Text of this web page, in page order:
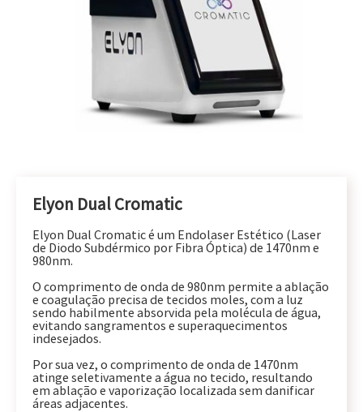
Elyon Dual Cromatic
Elyon Dual Cromatic é um Endolaser Estético (Laser
de Diodo Subdérmico por Fibra Óptica) de 1470nm e
980nm.
O comprimento de onda de 980nm permite a ablação
e coagulação precisa de tecidos moles, com a luz
sendo habilmente absorvida pela molécula de água,
evitando sangramentos e superaquecimentos
indesejados.
Por sua vez, o comprimento de onda de 1470nm
atinge seletivamente a água no tecido, resultando
em ablação e vaporização localizada sem danificar
áreas adjacentes.